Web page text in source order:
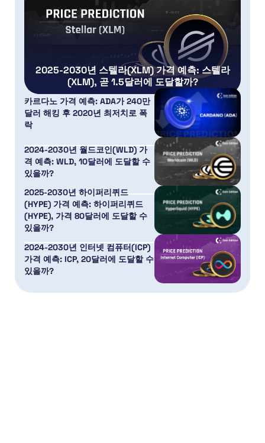
2025-2030년 스텔라(XLM) 가격 예측: 스텔라
(XLM), 곧 1.5달러에 도달할까?
카르다노 가격 예측: ADA가 240만
달러 해킹 후 2020년 최저치로 폭
락
2024-2030년 월드코인(WLD) 가
격 예측: WLD, 10달러에 도달할 수
있을까?
2025-2030년 하이퍼리퀴드
(HYPE) 가격 예측: 하이퍼리퀴드
(HYPE), 가격 80달러에 도달할 수
있을까?
2024-2030년 인터넷 컴퓨터(ICP)
가격 예측: ICP, 20달러에 도달할 수
있을까?